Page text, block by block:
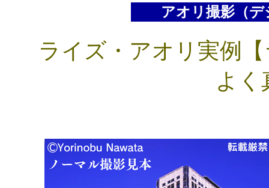
アオリ撮影（
ライズ・アオリ実例
よく